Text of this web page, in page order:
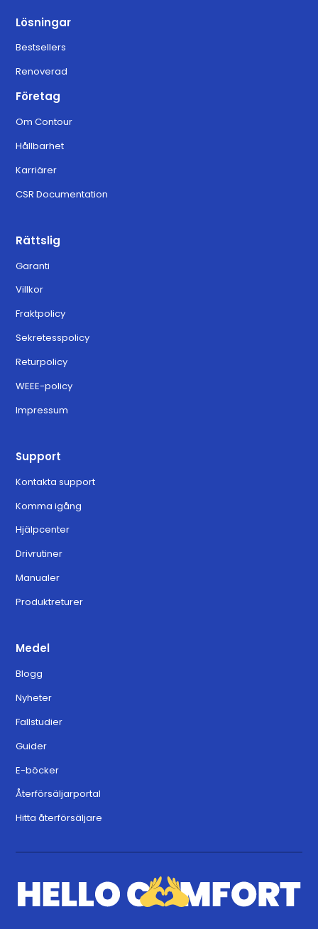
Lösningar
Bestsellers
Renoverad
Företag
Om Contour
Hållbarhet
Karriärer
CSR Documentation
Rättslig
Garanti
Villkor
Fraktpolicy
Sekretesspolicy
Returpolicy
WEEE-policy
Impressum
Support
Kontakta support
Komma igång
Hjälpcenter
Drivrutiner
Manualer
Produktreturer
Medel
Blogg
Nyheter
Fallstudier
Guider
E-böcker
Återförsäljarportal
Hitta återförsäljare